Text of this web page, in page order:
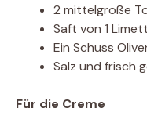
2 mittelgroße
Saft von 1
Ein Schuss
Salz und frisch
Für die Creme